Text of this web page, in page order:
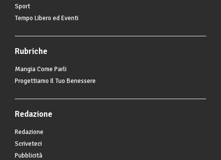
Sport
Tempo Libero ed Eventi
Rubriche
Mangia Come Parli
Progettiamo Il Tuo Benessere
Redazione
Redazione
Scriveteci
Pubblicità